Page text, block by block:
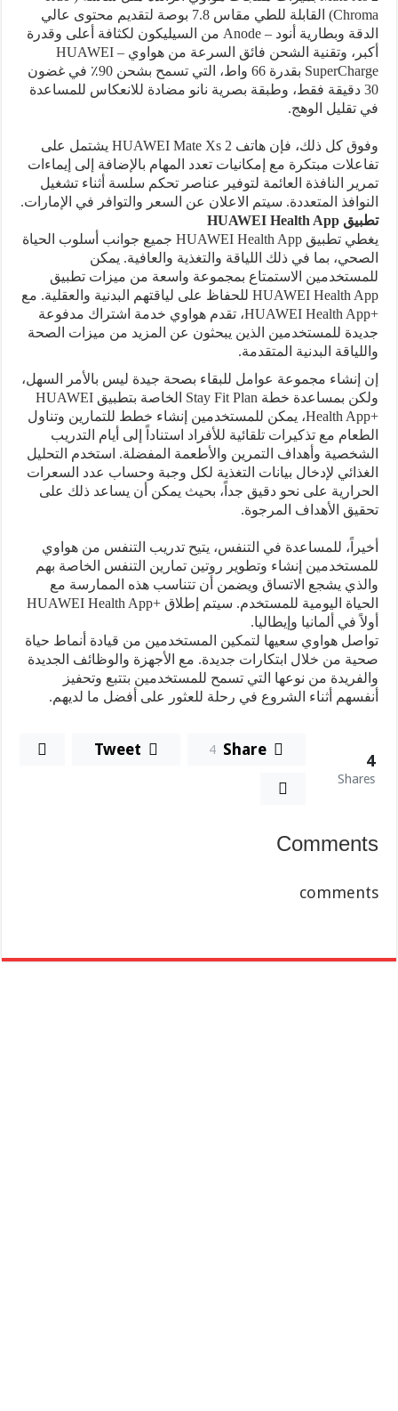
Chroma
) القابلة للطي مقاس 7.8 بوصة لتقديم محتوى عالي
الدقة وبطارية أنود –Anode من السيليكون لكثافة أعلى وقدرة
أكبر، وتقنية الشحن فائق السرعة من هواوي –HUAWEI
SuperCharge
بقدرة 66 واط، التي تسمح بشحن 90٪ في غضون
30 دقيقة فقط، وطبقة بصرية نانو مضادة للانعكاس للمساعدة
في تقليل الوهج.
وفوق كل ذلك، فإن هاتف HUAWEI Mate Xs 2 يشتمل على
تفاعلات مبتكرة مع إمكانيات تعدد المهام بالإضافة إلى إيماءات
تمرير النافذة العائمة لتوفير عناصر تحكم سلسة أثناء تشغيل
النوافذ المتعددة. سيتم الاعلان عن السعر والتوافر في الإمارات.
تطبيقHUAWEI Health App
يغطي تطبيقHUAWEI Health App جميع جوانب أسلوب الحياة
الصحي، بما في ذلك اللياقة والتغذية والعافية. يمكن
للمستخدمين الاستمتاع بمجموعة واسعة من ميزات تطبيق
HUAWEI Health App للحفاظ على لياقتهم البدنية والعقلية. مع
HUAWEI Health App+، تقدم هواوي خدمة اشتراك مدفوعة
جديدة للمستخدمين الذين يبحثون عن المزيد من ميزات الصحة
واللياقة البدنية المتقدمة.
إن إنشاء مجموعة عوامل للبقاء بصحة جيدة ليس بالأمر السهل،
ولكن بمساعدة خطة Stay Fit Plan الخاصة بتطبيقHUAWEI
Health App+، يمكن للمستخدمين إنشاء خطط للتمارين وتناول
الطعام مع تذكيرات تلقائية للأفراد استناداً إلى أيام التدريب
الشخصية وأهداف التمرين والأطعمة المفضلة. استخدم التحليل
الغذائي لإدخال بيانات التغذية لكل وجبة وحساب عدد السعرات
الحرارية على نحو دقيق جداً، بحيث يمكن أن يساعد ذلك على
تحقيق الأهداف المرجوة.
أخيراً، للمساعدة في التنفس، يتيح تدريب التنفس من هواوي
للمستخدمين إنشاء وتطوير روتين تمارين التنفس الخاصة بهم
والذي يشجع الاتساق ويضمن أن تتناسب هذه الممارسة مع
الحياة اليومية للمستخدم. سيتم إطلاقHUAWEI Health App+
أولاً في ألمانيا وإيطاليا.
تواصل هواوي سعيها لتمكين المستخدمين من قيادة أنماط حياة
صحية من خلال ابتكارات جديدة. مع الأجهزة والوظائف الجديدة
والفريدة من نوعها التي تسمح للمستخدمين بتتبع وتحفيز
أنفسهم أثناء الشروع في رحلة للعثور على أفضل ما لديهم.
4
Shares
Share
4
Tweet
Comments
comments